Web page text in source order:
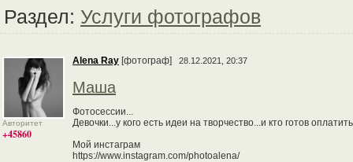
Раздел: Услуги фотографов
Авторитет
+45860
Alena Ray [фотограф] 28.12.2021, 20:37
Маша
Фотосессии...
Девочки...у кого есть идеи на творчество...и кто готов
Мой инстаграм
https://www.instagram.com/photoalena/